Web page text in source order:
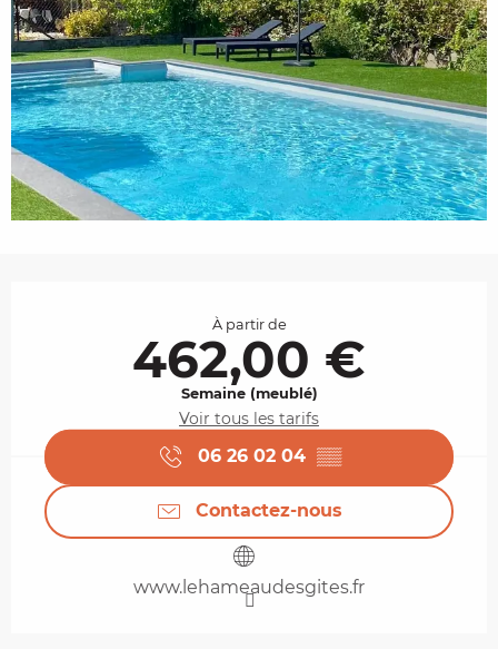
À partir de
462,00 €
Semaine (meublé)
Voir tous les tarifs
06 26 02 04 ▒▒
Contactez-nous
www.lehameaudesgites.fr